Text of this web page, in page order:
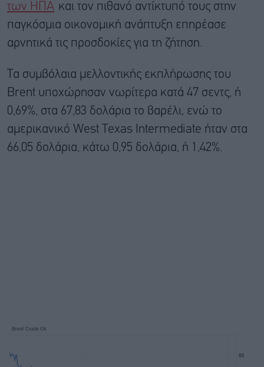
των ΗΠΑ και τον πιθανό αντίκτυπό τους στην
παγκόσμια οικονομική ανάπτυξη επηρέασε
αρνητικά τις προσδοκίες για τη ζήτηση.
Τα συμβόλαια μελλοντικής εκπλήρωσης του
Brent υποχώρησαν νωρίτερα κατά 47 σεντς, ή
0,69%, στα 67,83 δολάρια το βαρέλι, ενώ το
αμερικανικό West Texas Intermediate ήταν στα
66,05 δολάρια, κάτω 0,95 δολάρια, ή 1,42%.